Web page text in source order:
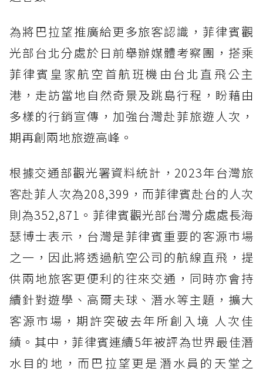
為將巴拉望推廣給更多旅客認識，菲律賓觀
光部台北分處於日前舉辦媒體考察團，搭乘
菲律賓皇家航空首航班機由台北直飛公主
港，走訪當地自然奇景及跳島行程，盼藉由
多樣的行銷宣傳，加強台灣赴菲旅遊人次，
期再創兩地旅遊高峰。
根據交通部觀光署資料統計，2023年台灣旅
客赴菲人次為208,399，而菲律賓赴台的人次
則為352,871。菲律賓觀光部台灣分處處長海
瑟博士表示，台灣是菲律賓重要的客源市場
之一，因此將透過航空公司的航線直飛，提
供兩地旅客更便利的往來交通，同時亦會持
續針對遊學、高爾夫球、潛水等主題，擴大
客源市場，期許突破去年所創入境 人次佳
績。其中，菲律賓連續5年被評為世界最佳潛
水目的地，而巴拉望更是潛水員的天堂之